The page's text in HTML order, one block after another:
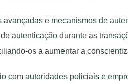
e mecanismos de
autenticação durante as
os a aumentar a
com autoridades policiais e